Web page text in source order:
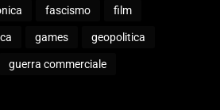
fascismo film
games geopolitica
guerra commerciale